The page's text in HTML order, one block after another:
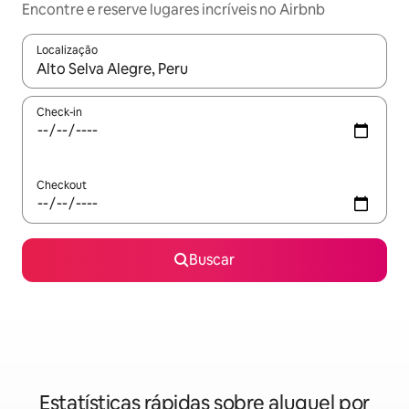
Encontre e reserve lugares incríveis no Airbnb
Localização
Quando os resultados estiverem disponíveis, explore-os
Check-in
Checkout
Buscar
Estatísticas rápidas sobre aluguel por